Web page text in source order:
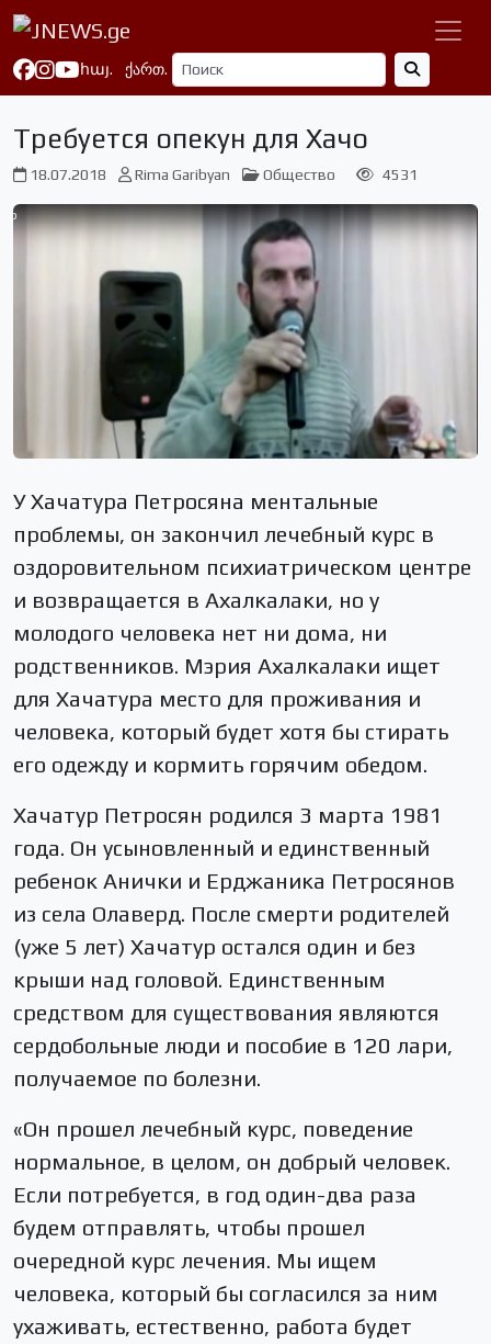
հայ. ქართ.
Требуется опекун для Хачо
18.07.2018 Rima Garibyan Общество 4531
У Хачатура Петросяна ментальные
проблемы, он закончил лечебный курс в
оздоровительном психиатрическом центре
и возвращается в Ахалкалаки, но у
молодого человека нет ни дома, ни
родственников. Мэрия Ахалкалаки ищет
для Хачатура место для проживания и
человека, который будет хотя бы стирать
его одежду и кормить горячим обедом.
Хачатур Петросян родился 3 марта 1981
года. Он усыновленный и единственный
ребенок Анички и Ерджаника Петросянов
из села Олаверд. После смерти родителей
(уже 5 лет) Хачатур остался один и без
крыши над головой. Единственным
средством для существования являются
сердобольные люди и пособие в 120 лари,
получаемое по болезни.
«Он прошел лечебный курс, поведение
нормальное, в целом, он добрый человек.
Если потребуется, в год один-два раза
будем отправлять, чтобы прошел
очередной курс лечения. Мы ищем
человека, который бы согласился за ним
ухаживать, естественно, работа будет